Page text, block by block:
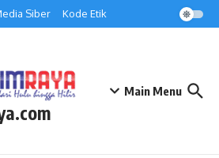
Siber Kode Etik
Main Menu